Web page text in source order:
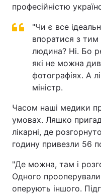
професійністю
"Чи є все
впоратися з
людина? Ні. Бо
які не можна
фотографіях. А
міністр.
Часом наші медики
умовах. Ляшко
лікарні, де
годину привезли 56
"Де можна, там і
Одного
оперують іншого.